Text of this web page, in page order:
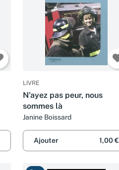
LIVRE
N'ayez pas peur, nous
sommes là
Janine Boissard
Ajouter 1,00 €